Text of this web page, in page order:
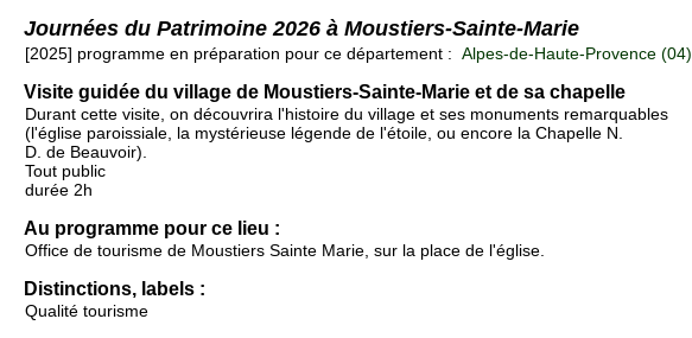
Journées du Patrimoine 2026 à Moustiers-Sainte-Marie
[2025] programme en préparation pour ce département : Alpes-de-Haute-Provence (04)
Visite guidée du village de Moustiers-Sainte-Marie et de sa chapelle
Durant cette visite, on découvrira l'histoire du village et ses monuments remarquables
(l'église paroissiale, la mystérieuse légende de l'étoile, ou encore la Chapelle N.
D. de Beauvoir).
Tout public
durée 2h
Au programme pour ce lieu :
Office de tourisme de Moustiers Sainte Marie, sur la place de l'église.
Distinctions, labels :
Qualité tourisme